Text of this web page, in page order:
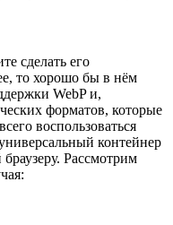
сделать его
то хорошо бы в нём
WebP и,
форматов, которые
воспользоваться
контейнер
Рассмотрим